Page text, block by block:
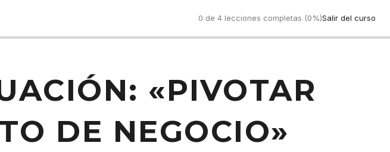
0 de 4 lecciones completas (0%)Salir del curso
«PIVOTAR
DE NEGOCIO»